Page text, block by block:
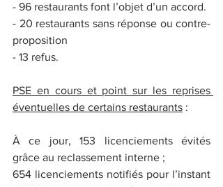
- 96 restaurants font l’objet d’un accord.
- 20 restaurants sans réponse ou contre-
proposition
- 13 refus.
PSE en cours et point sur les reprises
éventuelles de certains restaurants :
À ce jour, 153 licenciements évités
grâce au reclassement interne ;
654 licenciements notifiés pour l’instant